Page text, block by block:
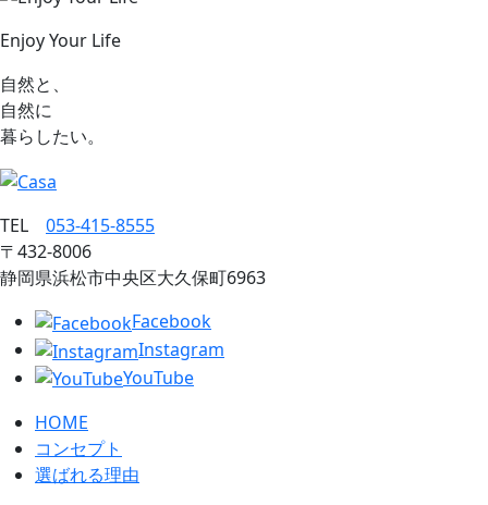
Enjoy Your Life
自然と、
自然に
暮らしたい。
TEL 053‐415‐8555
〒432‐8006
静岡県浜松市中央区大久保町6963
Facebook
Instagram
YouTube
HOME
コンセプト
選ばれる理由